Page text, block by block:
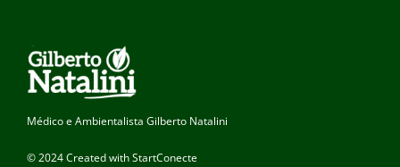
Médico e Ambientalista Gilberto Natalini
© 2024 Created with StartConecte